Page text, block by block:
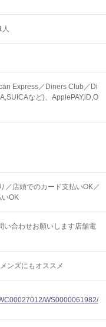
Express／Diners Club／Di
など)、ApplePAY,iD,O
／店頭でのカード支払いOK／
OK
い合わせお願いします店舗電
メンズにもオススメ
WS0000061982/